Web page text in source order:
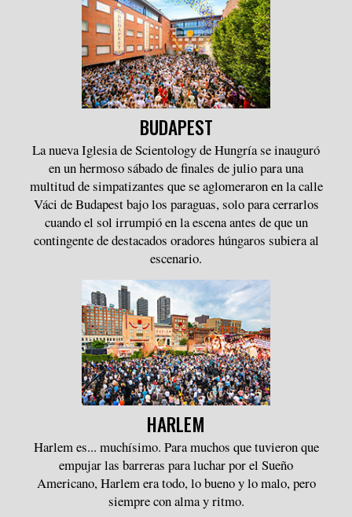
BUDAPEST
La nueva Iglesia de Scientology de Hungría se inauguró
en un hermoso sábado de finales de julio para una
multitud de simpatizantes que se aglomeraron en la calle
Váci de Budapest bajo los paraguas, solo para cerrarlos
cuando el sol irrumpió en la escena antes de que un
contingente de destacados oradores húngaros subiera al
escenario.
HARLEM
Harlem es... muchísimo. Para muchos que tuvieron que
empujar las barreras para luchar por el Sueño
Americano, Harlem era todo, lo bueno y lo malo, pero
siempre con alma y ritmo.